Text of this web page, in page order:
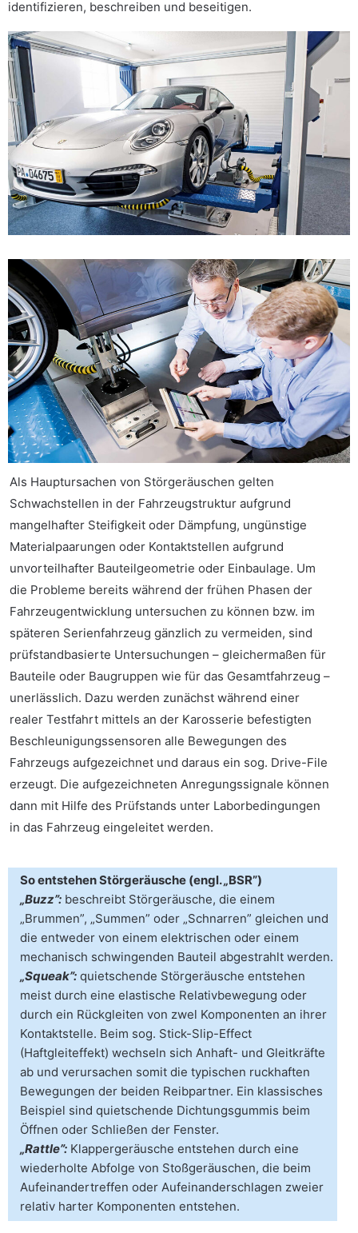
identifizieren, beschreiben und beseitigen.
Als Hauptursachen von Störgeräuschen gelten
Schwachstellen in der Fahrzeugstruktur aufgrund
mangelhafter Steifigkeit oder Dämpfung, ungünstige
Materialpaarungen oder Kontaktstellen aufgrund
unvorteilhafter Bauteilgeometrie oder Einbaulage. Um
die Probleme bereits während der frühen Phasen der
Fahrzeugentwicklung untersuchen zu können bzw. im
späteren Serienfahrzeug gänzlich zu vermeiden, sind
prüfstandbasierte Untersuchungen – gleichermaßen für
Bauteile oder Baugruppen wie für das Gesamtfahrzeug –
unerlässlich. Dazu werden zunächst während einer
realer Testfahrt mittels an der Karosserie befestigten
Beschleunigungssensoren alle Bewegungen des
Fahrzeugs aufgezeichnet und daraus ein sog. Drive-File
erzeugt. Die aufgezeichneten Anregungssignale können
dann mit Hilfe des Prüfstands unter Laborbedingungen
in das Fahrzeug eingeleitet werden.
So entstehen Störgeräusche (engl.„BSR”)
„Buzz”: beschreibt Störgeräusche, die einem
„Brummen”, „Summen” oder „Schnarren” gleichen und
die entweder von einem elektrischen oder einem
mechanisch schwingenden Bauteil abgestrahlt werden.
„Squeak”: quietschende Störgeräusche entstehen
meist durch eine elastische Relativbewegung oder
durch ein Rückgleiten von zwel Komponenten an ihrer
Kontaktstelle. Beim sog. Stick-Slip-Effect
(Haftgleiteffekt) wechseln sich Anhaft- und Gleitkräfte
ab und verursachen somit die typischen ruckhaften
Bewegungen der beiden Reibpartner. Ein klassisches
Beispiel sind quietschende Dichtungsgummis beim
Öffnen oder Schließen der Fenster.
„Rattle”: Klappergeräusche entstehen durch eine
wiederholte Abfolge von Stoßgeräuschen, die beim
Aufeinandertreffen oder Aufeinanderschlagen zweier
relativ harter Komponenten entstehen.